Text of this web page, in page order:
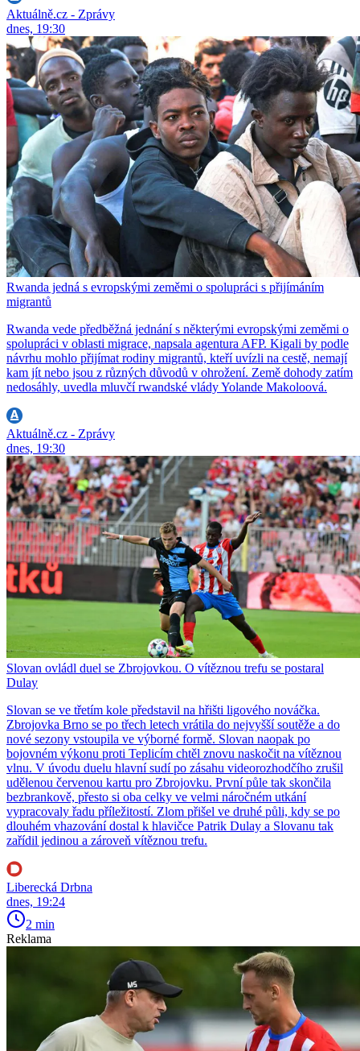
Aktuálně.cz - Zprávy
dnes, 19:30
Rwanda jedná s evropskými zeměmi o spolupráci s přijímáním
migrantů
Rwanda vede předběžná jednání s některými evropskými zeměmi o
spolupráci v oblasti migrace, napsala agentura AFP. Kigali by podle
návrhu mohlo přijímat rodiny migrantů, kteří uvízli na cestě, nemají
kam jít nebo jsou z různých důvodů v ohrožení. Země dohody zatím
nedosáhly, uvedla mluvčí rwandské vlády Yolande Makoloová.
Aktuálně.cz - Zprávy
dnes, 19:30
Slovan ovládl duel se Zbrojovkou. O vítěznou trefu se postaral
Dulay
Slovan se ve třetím kole představil na hřišti ligového nováčka.
Zbrojovka Brno se po třech letech vrátila do nejvyšší soutěže a do
nové sezony vstoupila ve výborné formě. Slovan naopak po
bojovném výkonu proti Teplicím chtěl znovu naskočit na vítěznou
vlnu. V úvodu duelu hlavní sudí po zásahu videorozhodčího zrušil
udělenou červenou kartu pro Zbrojovku. První půle tak skončila
bezbrankově, přesto si oba celky ve velmi náročném utkání
vypracovaly řadu příležitostí. Zlom přišel ve druhé půli, kdy se po
dlouhém vhazování dostal k hlavičce Patrik Dulay a Slovanu tak
zařídil jedinou a zároveň vítěznou trefu.
Liberecká Drbna
dnes, 19:24
2 min
Reklama